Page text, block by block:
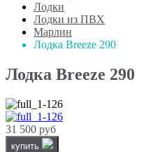
Лодки
Лодки из ПВХ
Марлин
Лодка Breeze 290
Лодка Breeze 290
31 500 руб
купить